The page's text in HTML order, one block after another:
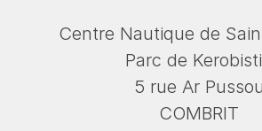
Centre Nautique de
Parc de
5 rue Ar Pussou
COMBRIT